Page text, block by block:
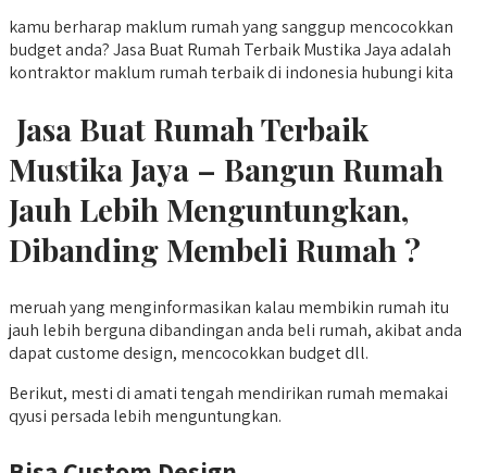
kamu berharap maklum rumah yang sanggup mencocokkan
budget anda? Jasa Buat Rumah Terbaik Mustika Jaya adalah
kontraktor maklum rumah terbaik di indonesia hubungi kita
Jasa Buat Rumah Terbaik
Mustika Jaya – Bangun Rumah
Jauh Lebih Menguntungkan,
Dibanding Membeli Rumah ?
meruah yang menginformasikan kalau membikin rumah itu
jauh lebih berguna dibandingan anda beli rumah, akibat anda
dapat custome design, mencocokkan budget dll.
Berikut, mesti di amati tengah mendirikan rumah memakai
qyusi persada lebih menguntungkan.